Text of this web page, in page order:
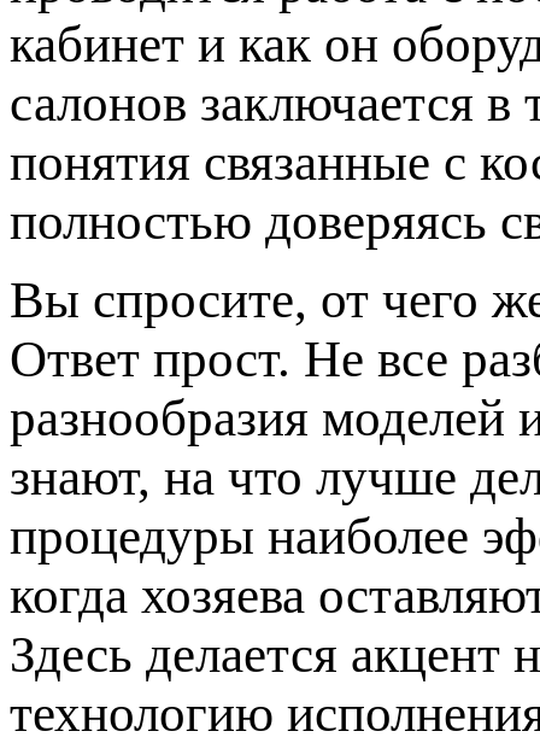
кабинет и как он
салонов заключается
понятия связанные с
полностью доверяясь
Вы спросите, от чего
Ответ прост. Не все
разнообразия моделей
знают, на что лучше
процедуры наиболее
когда хозяева
Здесь делается акцент
технологию